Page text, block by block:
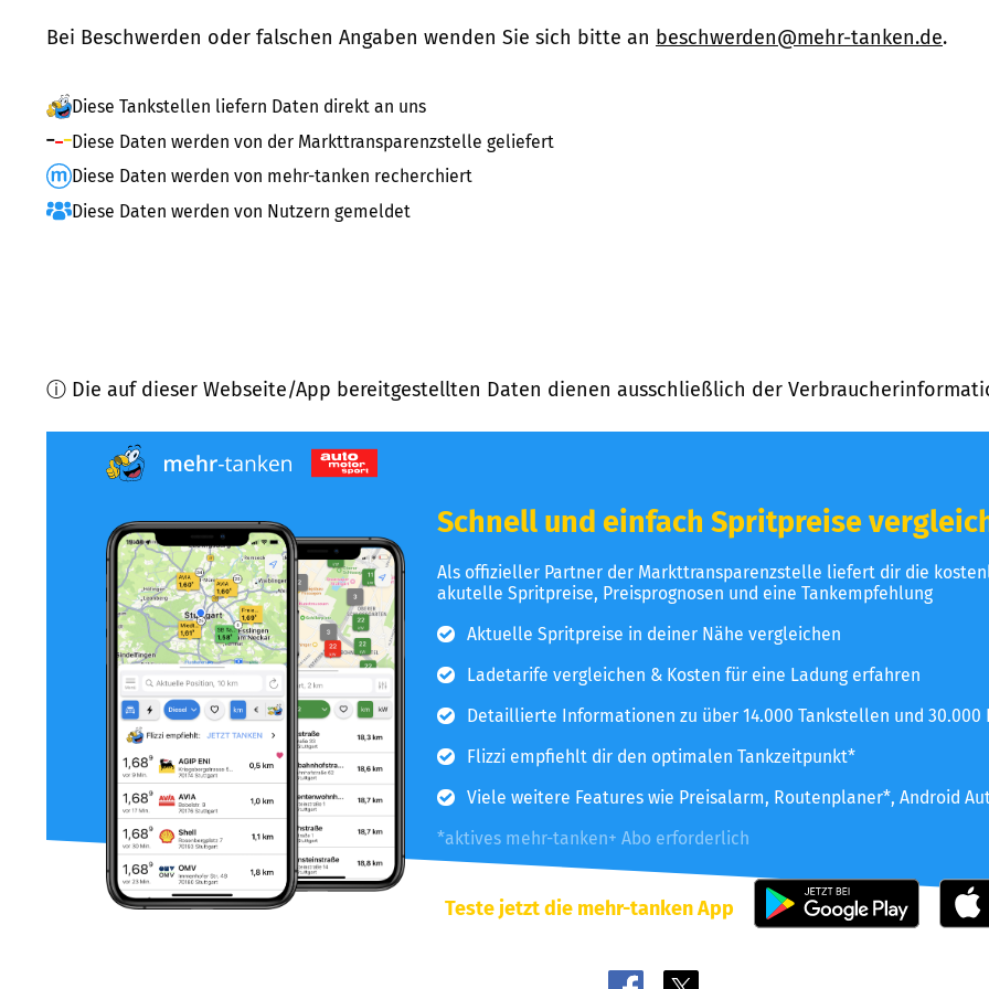
Bei Beschwerden oder falschen Angaben wenden Sie sich bitte an beschwerden@mehr-tanken.de.
Diese Tankstellen liefern Daten direkt an uns
Diese Daten werden von der Markttransparenzstelle geliefert
Diese Daten werden von mehr-tanken recherchiert
Diese Daten werden von Nutzern gemeldet
ⓘ Die auf dieser Webseite/App bereitgestellten Daten dienen ausschließlich der
Schnell und einfach Spritpreise
Als offizieller Partner der Markttransparenzstelle liefert dir die
akutelle Spritpreise, Preisprognosen und eine Tankempfehlung
Aktuelle Spritpreise in deiner Nähe vergleichen
Ladetarife vergleichen & Kosten für eine Ladung erfahren
Detaillierte Informationen zu über 14.000 Tankstellen und 30.000
Flizzi empfiehlt dir den optimalen Tankzeitpunkt*
Viele weitere Features wie Preisalarm, Routenplaner*, Android
*aktives mehr-tanken+ Abo erforderlich
Teste jetzt die mehr-tanken App